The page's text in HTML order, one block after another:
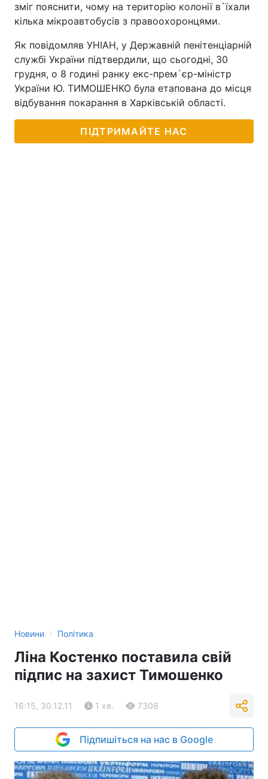
зміг пояснити, чому на територію колонії в`їхали
кілька мікроавтобусів з правоохоронцями.
Як повідомляв УНІАН, у Державній пенітенціарній
службі України підтвердили, що сьогодні, 30
грудня, о 8 годині ранку екс-прем`єр-міністр
України Ю. ТИМОШЕНКО була етапована до місця
відбування покарання в Харківській області.
ПІДТРИМАЙТЕ НАС
Новини › Політика
Ліна Костенко поставила свій
підпис на захист Тимошенко
16:15, 30.12.11 1 хв. 7308
Підпишіться на нас в Google